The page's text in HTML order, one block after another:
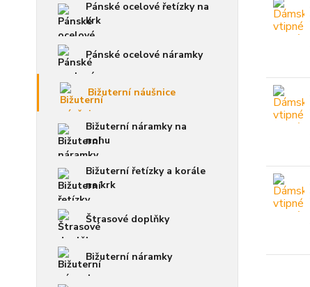
Pánské ocelové řetízky na
krk
Pánské ocelové náramky
Bižuterní náušnice
Bižuterní náramky na
nohu
Bižuterní řetízky a korále
na krk
Štrasové doplňky
Bižuterní náramky